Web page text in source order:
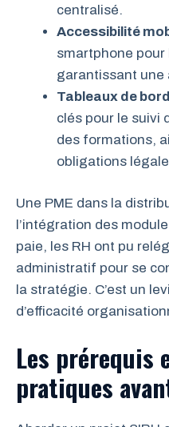
centralisé.
Accessibilité
smartphone
garantissant une
Tableaux de
clés pour le suivi
des formations,
obligations
Une PME dans la
l’intégration des
paie, les RH ont pu
administratif pour se
la stratégie. C’est un
d’efficacité
Les prérequis
pratiques